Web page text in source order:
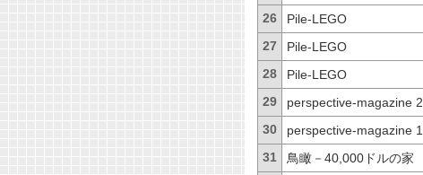
26
Pile-LEGO
27
Pile-LEGO
28
Pile-LEGO
29
perspective-magazine 2
30
perspective-magazine 1
31
鳥瞰－40,000ドルの家